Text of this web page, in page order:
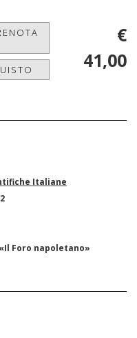
€
41,00
Italiane
Foro napoletano»